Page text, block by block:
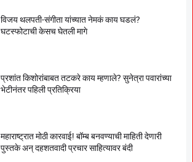
विजय थलपती-संगीता यांच्यात नेमकं काय घडलं?
घटस्फोटाची केसच घेतली मागे
प्रशांत किशोरांबाबत तटकरे काय म्हणाले? सुनेत्रा पवारांच्या
भेटीनंतर पहिली प्रतिक्रिया
महाराष्ट्रात मोठी कारवाई! बॉम्ब बनवण्याची माहिती देणारी
पुस्तके अन् दहशतवादी प्रचार साहित्यावर बंदी